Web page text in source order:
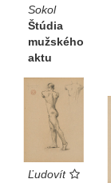
Sokol
Štúdia
mužského
aktu
Ľudovít